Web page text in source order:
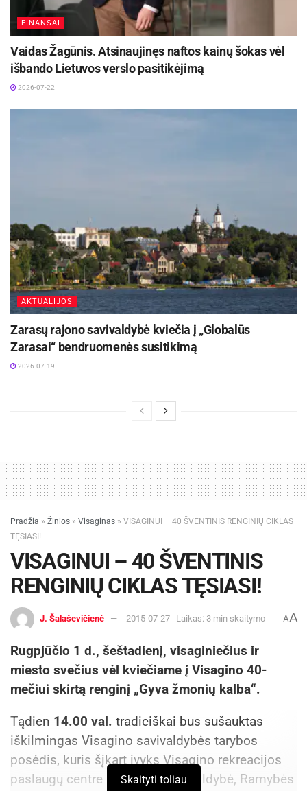
FINANSAI
Vaidas Žagūnis. Atsinaujinęs naftos kainų šokas vėl
išbando Lietuvos verslo pasitikėjimą
2026-07-22
AKTUALIJOS
Zarasų rajono savivaldybė kviečia į „Globalūs
Zarasai“ bendruomenės susitikimą
2026-07-19
Pradžia » Žinios » Visaginas » VISAGINUI – 40 ŠVENTINIS RENGINIŲ CIKLAS
TĘSIASI!
VISAGINUI – 40 ŠVENTINIS
RENGINIŲ CIKLAS TĘSIASI!
J. Šalaševičienė 2015-07-27 Laikas: 3 min skaitymo AA
Rugpjūčio 1 d., šeštadienį, visaginiečius ir
miesto svečius vėl kviečiame į Visagino 40-
mečiui skirtą renginį „Gyva žmonių kalba“.
Tądien 14.00 val. tradiciškai bus sušauktas
iškilmingas Visagino savivaldybės tarybos
posėdis, kuris šįkart įvyks Visagino rekreacijos
paslaugų centre (Visagino savivaldybė, Ramybės
Skaityti toliau